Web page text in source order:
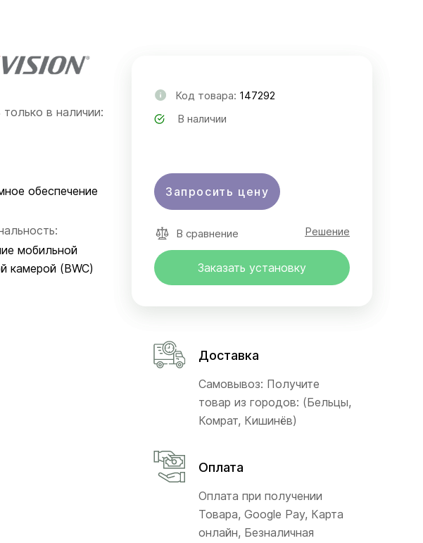
только в наличии:
обеспечение
мобильной
камерой (BWC)
Код товара: 147292
В наличии
Запросить цену
В сравнение Решение
Заказать установку
Доставка
Самовывоз: Получите
товар из городов: (Бельцы,
Комрат, Кишинёв)
Оплата
Оплата при получении
Товара, Google Pay, Карта
онлайн, Безналичная